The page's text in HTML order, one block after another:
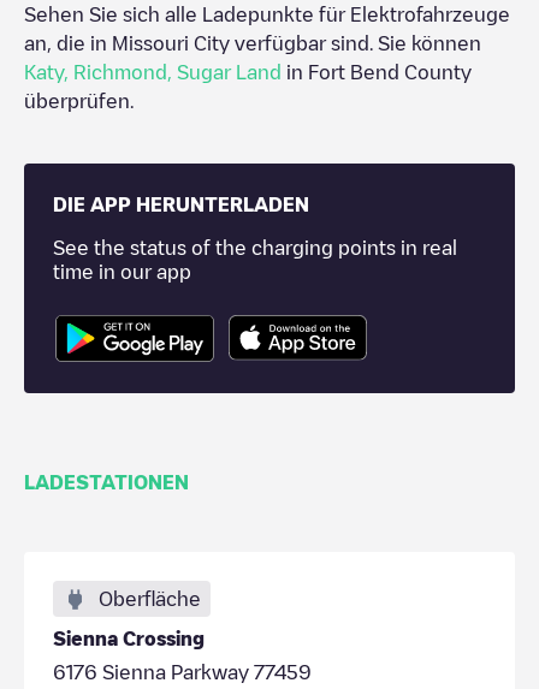
Sehen Sie sich alle Ladepunkte für Elektrofahrzeuge
an, die in Missouri City verfügbar sind. Sie können
Katy, Richmond Sugar Land in Fort Bend County
überprüfen.
DIE APP HERUNTERLADEN
See the status of the charging points in real
time in our app
LADESTATIONEN
Oberfläche
Sienna Crossing
6176 Sienna Parkway 77459